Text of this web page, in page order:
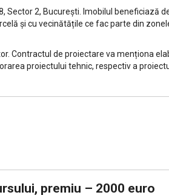
Sector 2, București. Imobilul beneficiază
și cu vecinătățile ce fac parte din
Contractul de proiectare va menționa
proiectului tehnic, respectiv a
premiu – 2000 euro